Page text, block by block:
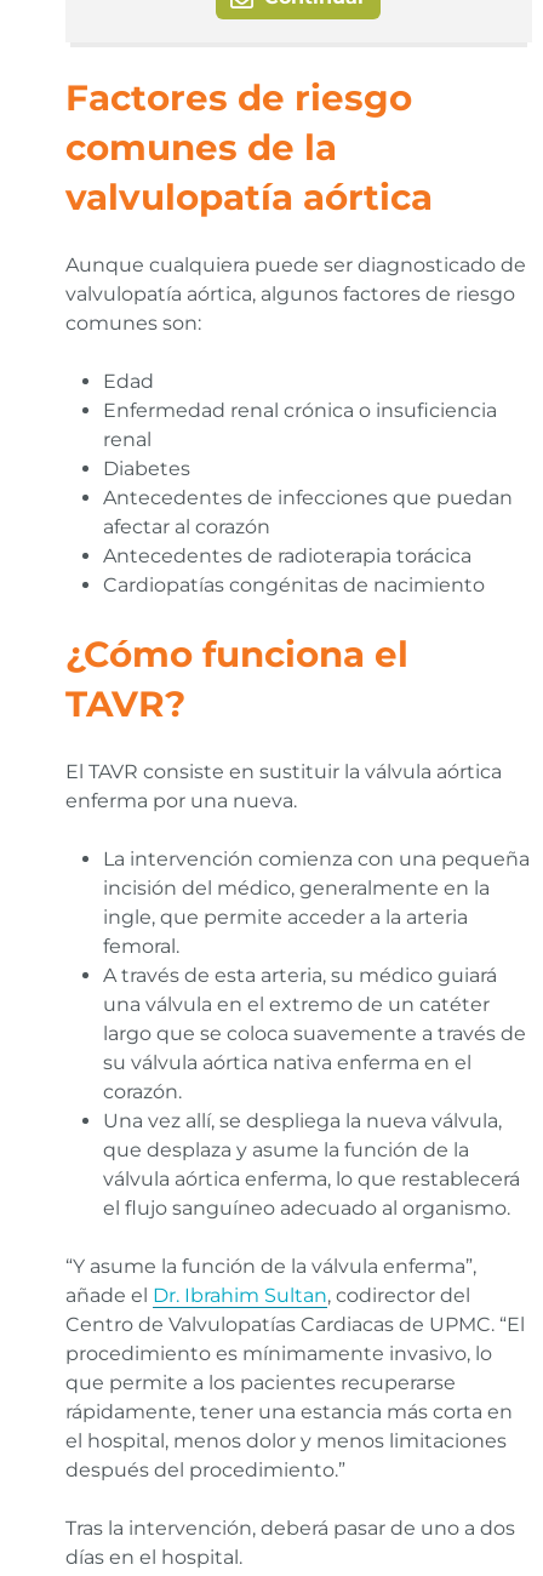
Factores de riesgo
comunes de la
valvulopatía aórtica
Aunque cualquiera puede ser diagnosticado de
valvulopatía aórtica, algunos factores de riesgo
comunes son:
Edad
Enfermedad renal crónica o insuficiencia
renal
Diabetes
Antecedentes de infecciones que puedan
afectar al corazón
Antecedentes de radioterapia torácica
Cardiopatías congénitas de nacimiento
¿Cómo funciona el
TAVR?
El TAVR consiste en sustituir la válvula aórtica
enferma por una nueva.
La intervención comienza con una pequeña
incisión del médico, generalmente en la
ingle, que permite acceder a la arteria
femoral.
A través de esta arteria, su médico guiará
una válvula en el extremo de un catéter
largo que se coloca suavemente a través de
su válvula aórtica nativa enferma en el
corazón.
Una vez allí, se despliega la nueva válvula,
que desplaza y asume la función de la
válvula aórtica enferma, lo que restablecerá
el flujo sanguíneo adecuado al organismo.
“Y asume la función de la válvula enferma”,
añade el Dr. Ibrahim Sultan, codirector del
Centro de Valvulopatías Cardiacas de UPMC. “El
procedimiento es mínimamente invasivo, lo
que permite a los pacientes recuperarse
rápidamente, tener una estancia más corta en
el hospital, menos dolor y menos limitaciones
después del procedimiento.”
Tras la intervención, deberá pasar de uno a dos
días en el hospital.